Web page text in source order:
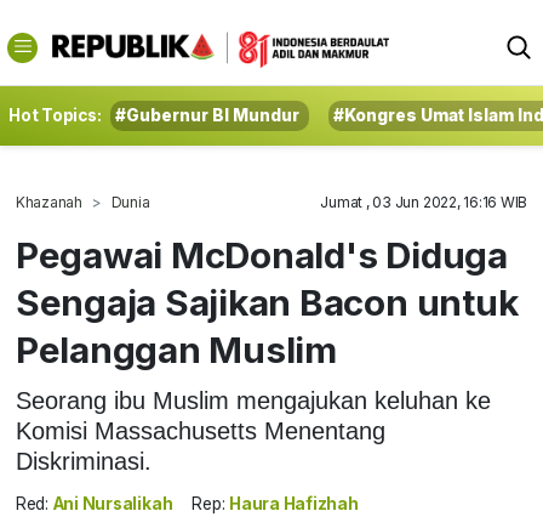
Hot Topics: #Gubernur BI Mundur #Kongres Umat Islam
Khazanah Dunia Jumat , 03 Jun 2022, 16:16 WIB
Pegawai McDonald's Diduga
Sengaja Sajikan Bacon untuk
Pelanggan Muslim
Seorang ibu Muslim mengajukan keluhan ke
Komisi Massachusetts Menentang
Diskriminasi.
Red: Ani Nursalikah Rep: Haura Hafizhah